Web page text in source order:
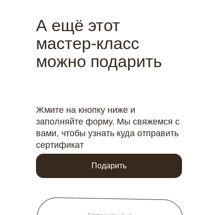
А ещё этот
мастер-класс
можно подарить
Жмите на кнопку ниже и
заполняйте форму. Мы свяжемся с
вами, чтобы узнать куда отправить
сертификат
Подарить
инстаграм телеграм телеграм вотсап
[ контакты